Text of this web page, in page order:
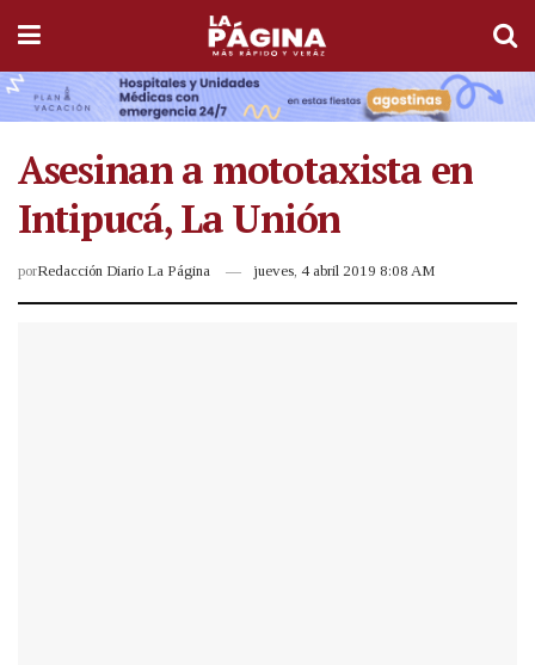
Asesinan a mototaxista en
Intipucá, La Unión
porRedacción Diario La Página jueves, 4 abril 2019 8:08 AM